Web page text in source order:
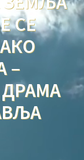
СЕ
–